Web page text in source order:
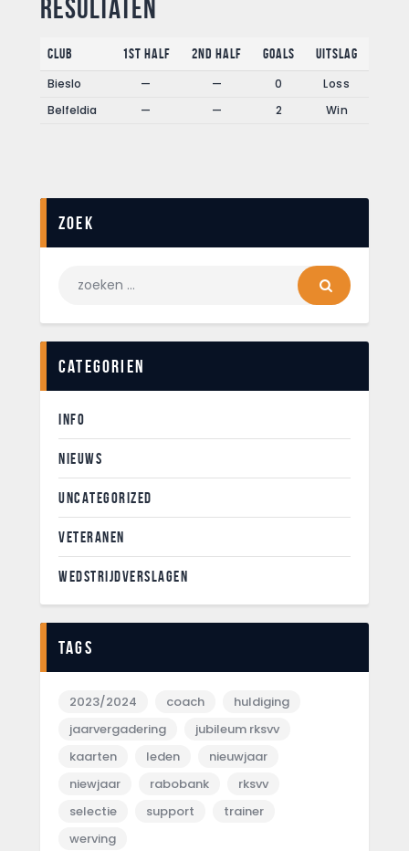
Resultaten
Club 1st Half 2nd Half Goals
Uitslag
Bieslo
— — 0
Loss
Belfeldia
— — 2 Win
Zoek
Categorien
INFO
NIEUWS
UNCATEGORIZED
VETERANEN
WEDSTRIJDVERSLAGEN
Tags
2023/2024 coach
huldiging
jaarvergadering
jubileum rksvv
kaarten
leden
nieuwjaar
niewjaar
rabobank
rksvv
selectie
support
trainer
werving